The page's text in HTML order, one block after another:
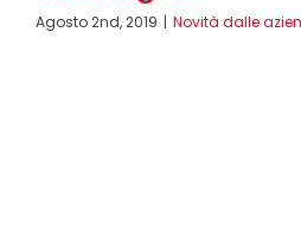
Agosto 2nd, 2019 | Novità dalle